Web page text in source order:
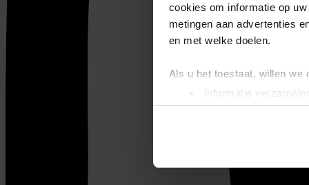
cookies om informatie op
metingen aan advertenties
en met welke doelen.
Als u het toestaat, willen we
Informatie
Uw apparaat
Lees meer over hoe uw
We gebruiken cookies om